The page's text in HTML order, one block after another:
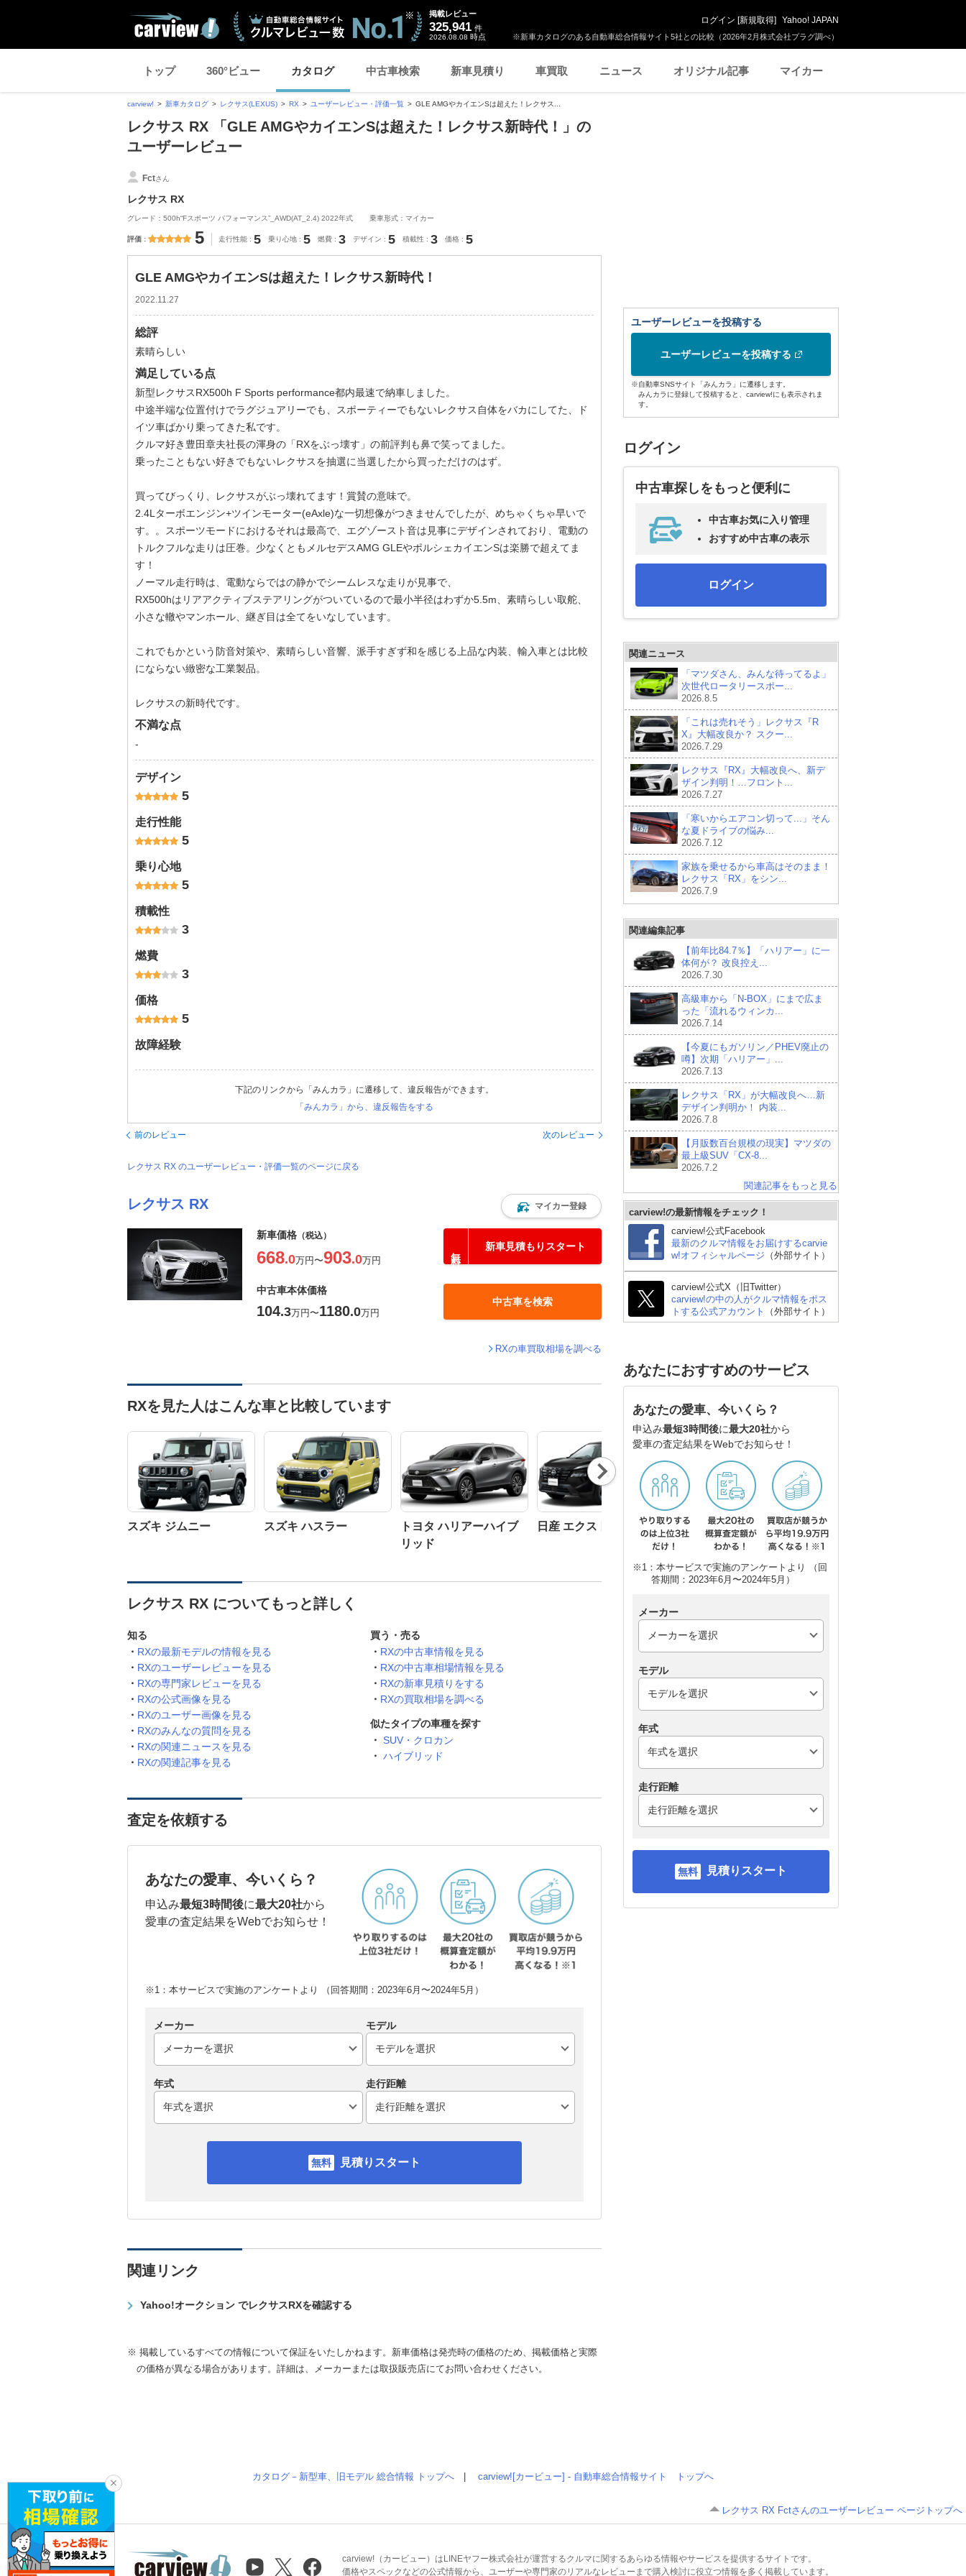
※新車カタログのある自動車総合情報サイト5社との比較（2026年2月株式会社プラグ調べ）
掲載レビュー
325,941 件
2026.08.08 時点
ログイン [新規取得] Yahoo! JAPAN
トップ 360°ビュー カタログ 中古車検索 新車見積り 車買取 ニュース オリジナル記事 マイカー
carview! 新車カタログ レクサス(LEXUS) RX ユーザーレビュー・評価一覧 GLE AMGやカイエンSは超えた！レクサス...
レクサス RX 「GLE AMGやカイエンSは超えた！レクサス新時代！」の
ユーザーレビュー
Fctさん
レクサス RX
グレード：500h“Fスポーツ パフォーマンス”_AWD(AT_2.4) 2022年式 乗車形式：マイカー
評価 5 走行性能 5 乗り心地 5 燃費 3 デザイン 5 積載性 3 価格 5
GLE AMGやカイエンSは超えた！レクサス新時代！
2022.11.27
総評
素晴らしい
満足している点
新型レクサスRX500h F Sports performance都内最速で納車しました。
中途半端な位置付けでラグジュアリーでも、スポーティーでもないレクサス自体をバカにしてた、ド
イツ車ばかり乗ってきた私です。
クルマ好き豊田章夫社長の渾身の「RXをぶっ壊す」の前評判も鼻で笑ってました。
乗ったこともない好きでもないレクサスを抽選に当選したから買っただけのはず。
買ってびっくり、レクサスがぶっ壊れてます！賞賛の意味で。
2.4Lターボエンジン+ツインモーター(eAxle)な一切想像がつきませんでしたが、めちゃくちゃ早いで
す。。スポーツモードにおけるそれは最高で、エグゾースト音は見事にデザインされており、電動の
トルクフルな走りは圧巻。少なくともメルセデスAMG GLEやポルシェカイエンSは楽勝で超えてま
す！
ノーマル走行時は、電動ならではの静かでシームレスな走りが見事で、
RX500hはリアアクティブステアリングがついているので最小半径はわずか5.5m、素晴らしい取舵、
小さな轍やマンホール、継ぎ目は全てをいなしています。
これでもかという防音対策や、素晴らしい音響、派手すぎず和を感じる上品な内装、輸入車とは比較
にならない緻密な工業製品。
レクサスの新時代です。
不満な点
-
デザイン
5
走行性能
5
乗り心地
5
積載性
3
燃費
3
価格
5
故障経験
下記のリンクから「みんカラ」に遷移して、違反報告ができます。
「みんカラ」から、違反報告をする
前のレビュー 次のレビュー
レクサス RX のユーザーレビュー・評価一覧のページに戻る
レクサス RX マイカー登録
新車価格 （税込）
668.0万円〜903.0万円
新車見積もりスタート
中古車本体価格
104.3万円〜1180.0万円
中古車を検索
RXの車買取相場を調べる
RXを見た人はこんな車と比較しています
スズキ ジムニー スズキ ハスラー
トヨタ ハリアーハイブ
リッド
日産 エクストレイル
トヨタ ランドクルーザ
ー300
スバル フォレスター
Nex
t
レクサス RX についてもっと詳しく
知る
RXの最新モデルの情報を見る
RXのユーザーレビューを見る
RXの専門家レビューを見る
RXの公式画像を見る
RXのユーザー画像を見る
RXのみんなの質問を見る
RXの関連ニュースを見る
RXの関連記事を見る
買う・売る
RXの中古車情報を見る
RXの中古車相場情報を見る
RXの新車見積りをする
RXの買取相場を調べる
似たタイプの車種を探す
SUV・クロカン
ハイブリッド
査定を依頼する
あなたの愛車、今いくら？
申込み最短3時間後に最大20社から
愛車の査定結果をWebでお知らせ！
※1：本サービスで実施のアンケートより （回答期間：2023年6月〜2024年5月）
メーカー モデル
年式 走行距離
見積りスタート
関連リンク
Yahoo!オークション でレクサスRXを確認する
※ 掲載しているすべての情報について保証をいたしかねます。新車価格は発売時の価格のため、掲載価格と実際
の価格が異なる場合があります。詳細は、メーカーまたは取扱販売店にてお問い合わせください。
ユーザーレビューを投稿する
ユーザーレビューを投稿する
※自動車SNSサイト「みんカラ」に遷移します。
みんカラに登録して投稿すると、carview!にも表示されま
す。
ログイン
中古車探しをもっと便利に
中古車お気に入り管理
おすすめ中古車の表示
ログイン
関連ニュース
「マツダさん、みんな待ってるよ」
次世代ロータリースポー...
2026.8.5
「これは売れそう」レクサス『R
X』大幅改良か？ スクー...
2026.7.29
レクサス『RX』大幅改良へ、新デ
ザイン判明！…フロント...
2026.7.27
「寒いからエアコン切って...」そん
な夏ドライブの悩み...
2026.7.12
家族を乗せるから車高はそのまま！
レクサス「RX」をシン...
2026.7.9
関連編集記事
【前年比84.7％】「ハリアー」に一
体何が？ 改良控え...
2026.7.30
高級車から「N-BOX」にまで広ま
った「流れるウィンカ...
2026.7.14
【今夏にもガソリン／PHEV廃止の
噂】次期「ハリアー」...
2026.7.13
レクサス「RX」が大幅改良へ…新
デザイン判明か！ 内装...
2026.7.8
【月販数百台規模の現実】マツダの
最上級SUV「CX-8...
2026.7.2
関連記事をもっと見る
carview!の最新情報をチェック！
carview!公式Facebook
最新のクルマ情報をお届けするcarvie
w!オフィシャルページ （外部サイト）
carview!公式X（旧Twitter）
carview!の中の人がクルマ情報をポス
トする公式アカウント
（外部サイト）
あなたにおすすめのサービス
あなたの愛車、今いくら？
申込み最短3時間後に最大20社から
愛車の査定結果をWebでお知らせ！
※1：本サービスで実施のアンケートより （回
答期間：2023年6月〜2024年5月）
メーカー
モデル
年式
走行距離
見積りスタート
カタログ－新型車、旧モデル 総合情報 トップへ carview![カービュー] - 自動車総合情報サイト トップへ
レクサス RX Fctさんのユーザーレビュー ページトップへ
carview!（カービュー）はLINEヤフー株式会社が運営するクルマに関するあらゆる情報やサービスを提供するサイトです。
価格やスペックなどの公式情報から、ユーザーや専門家のリアルなレビューまで購入検討に役立つ情報を多く掲載しています。